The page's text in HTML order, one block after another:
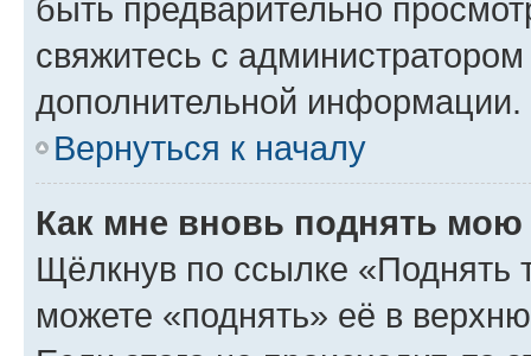
быть предварительно
свяжитесь с
дополнительной информации.
Вернуться к началу
Как мне вновь поднять мою
Щёлкнув по ссылке «Поднять
можете «поднять» её в